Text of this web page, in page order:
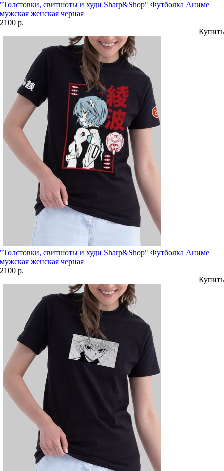
"Толстовки, свитшоты и худи Sharp&Shop" Футболка Аниме
мужская женская черная
2100 р.
Купить
"Толстовки, свитшоты и худи Sharp&Shop" Футболка Аниме
мужская женская черная
2100 р.
Купить